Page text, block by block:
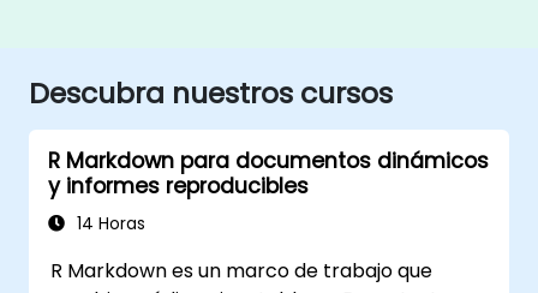
Descubra nuestros cursos
R Markdown para documentos dinámicos
y informes reproducibles
14 Horas
R Markdown es un marco de trabajo que